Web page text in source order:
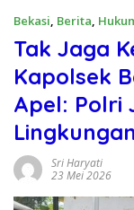
Bekasi, Berita,
Tak Jaga
Kapolsek
Apel: Polri
Sri Haryati
23 Mei 2026